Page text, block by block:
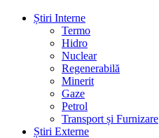
Știri Interne
Termo
Hidro
Nuclear
Regenerabilă
Minerit
Gaze
Petrol
Transport și Furnizare
Știri Externe